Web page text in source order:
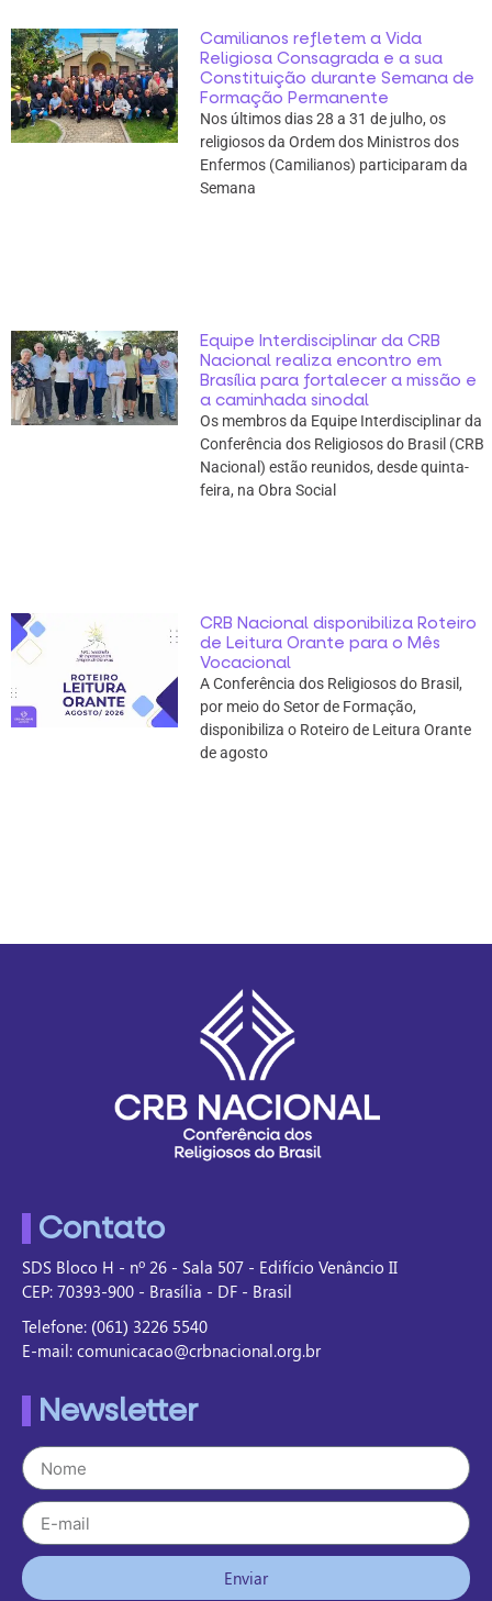
Camilianos refletem a Vida
Religiosa Consagrada e a sua
Constituição durante Semana de
Formação Permanente
Nos últimos dias 28 a 31 de julho, os
religiosos da Ordem dos Ministros dos
Enfermos (Camilianos) participaram da
Semana
Equipe Interdisciplinar da CRB
Nacional realiza encontro em
Brasília para fortalecer a missão e
a caminhada sinodal
Os membros da Equipe Interdisciplinar da
Conferência dos Religiosos do Brasil (CRB
Nacional) estão reunidos, desde quinta-
feira, na Obra Social
CRB Nacional disponibiliza Roteiro
de Leitura Orante para o Mês
Vocacional
A Conferência dos Religiosos do Brasil,
por meio do Setor de Formação,
disponibiliza o Roteiro de Leitura Orante
de agosto
Contato
SDS Bloco H - nº 26 - Sala 507 - Edifício Venâncio II
CEP: 70393-900 - Brasília - DF - Brasil
Telefone: (061) 3226 5540
E-mail: comunicacao@crbnacional.org.br
Newsletter
Enviar